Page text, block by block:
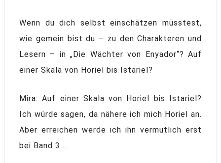
Wenn du dich selbst einschätzen müsstest,
wie gemein bist du – zu den Charakteren und
Lesern – in „Die Wächter von Enyador“? Auf
einer Skala von Horiel bis Istariel?
Mira: Auf einer Skala von Horiel bis Istariel?
Ich würde sagen, da nähere ich mich Horiel an.
Aber erreichen werde ich ihn vermutlich erst
bei Band 3 …